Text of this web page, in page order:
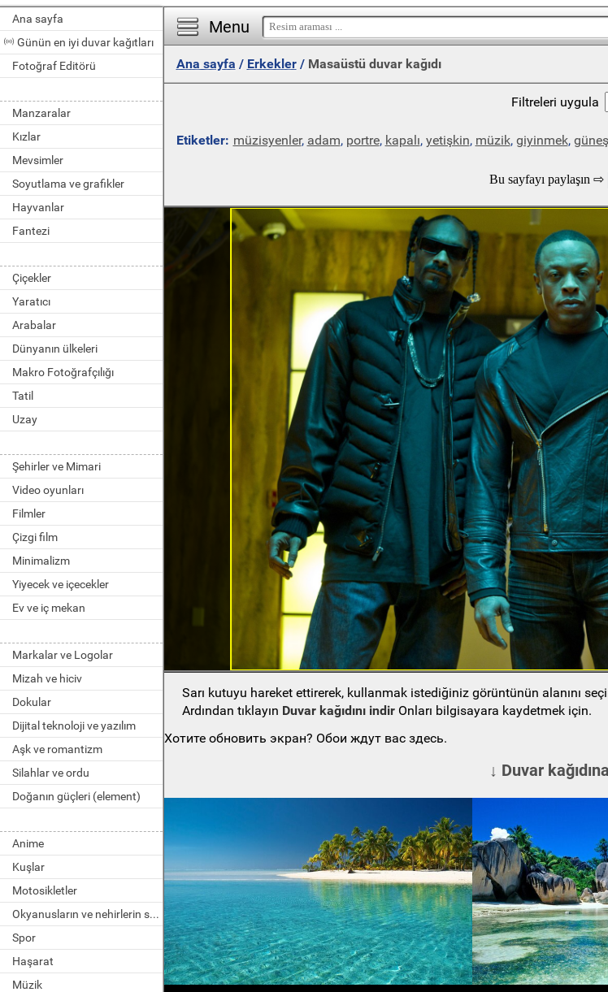
Ana sayfa
Günün en iyi duvar kağıtları
Fotoğraf Editörü
Manzaralar
Kızlar
Mevsimler
Soyutlama ve grafikler
Hayvanlar
Fantezi
Çiçekler
Yaratıcı
Arabalar
Dünyanın ülkeleri
Makro Fotoğrafçılığı
Tatil
Uzay
Şehirler ve Mimari
Video oyunları
Filmler
Çizgi film
Minimalizm
Yiyecek ve içecekler
Ev ve iç mekan
Markalar ve Logolar
Mizah ve hiciv
Dokular
Dijital teknoloji ve yazılım
Aşk ve romantizm
Silahlar ve ordu
Doğanın güçleri (element)
Anime
Kuşlar
Motosikletler
Okyanusların ve nehirlerin sakinleri
Spor
Haşarat
Müzik
Menu
Ana sayfa / Erkekler/ Masaüstü duvar kağıdı
Filtreleri uygula
Etiketler: müzisyenler, adam, portre, kapalı, yetişkin, müzik, giyinmek,
Sarı kutuyu hareket ettirerek, kullanmak istediğiniz görüntünün alanını
Ardından tıklayın Duvar kağıdını indir Onları bilgisayara kaydetmek için.
Хотите обновить экран? Обои ждут вас здесь.
↓ Duvar